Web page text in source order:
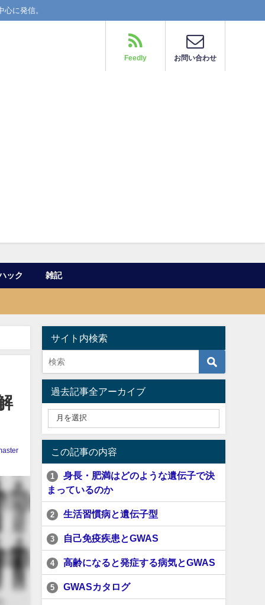
に発信。
Feedly お問い合わせ
ック 雑記
サイト内検索
過去記事全アーカイブ
この記事の内容
1
身長・肥満はどのような遺伝子で決
まっているのか
2 生活習慣病と遺伝子型
3 自己免疫疾患とGWAS
4 高齢になると発症する病気とGWAS
5 GWASカタログ